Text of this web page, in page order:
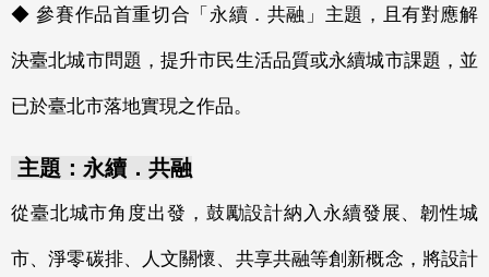
◆ 參賽作品首重切合「永續．共融」主題，且有對應解
決臺北城市問題，提升市民生活品質或永續城市課題，並
已於臺北市落地實現之作品。
主題：永續．共融
從臺北城市角度出發，鼓勵設計納入永續發展、韌性城
市、淨零碳排、人文關懷、共享共融等創新概念，將設計